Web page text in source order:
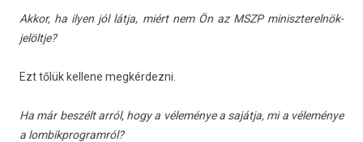
Akkor, ha ilyen jól látja, miért nem Ön az MSZP miniszterelnök-
jelöltje?
Ezt tőlük kel­lene meg­kérdez­ni.
Ha már beszélt arról, hogy a véleménye a sajátja, mi a véleménye
a lom­bikprog­ramról?